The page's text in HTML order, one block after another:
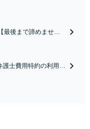
【最後まで諦めませ
意してしまう前にご
護士費用特約の利用＆